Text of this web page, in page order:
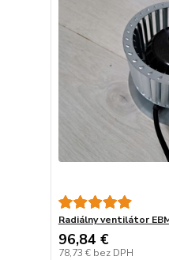
Radiálny ventilátor
96,84 €
78,73 € bez DPH